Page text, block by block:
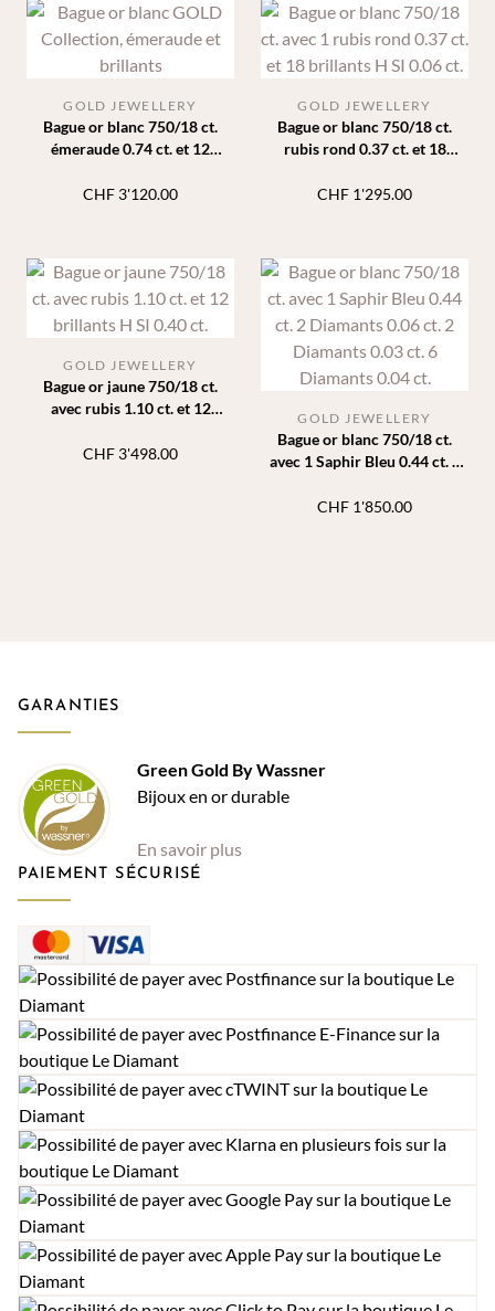
Bague or blanc 750/18 ct.
émeraude 0.74 ct. et 12
GOLD JEWELLERY
CHF 3'120.00
Bague or blanc 750/18 ct.
rubis rond 0.37 ct. et 18
GOLD JEWELLERY
CHF 1'295.00
Bague or jaune 750/18 ct.
avec rubis 1.10 ct. et 12
GOLD JEWELLERY
CHF 3'498.00
Bague or blanc 750/18 ct.
avec 1 Saphir Bleu 0.44 ct. 2
0.03 ct. 6 Diamants 0.04 ct.
GOLD JEWELLERY
CHF 1'850.00
GARANTIES
Green Gold By Wassner
Bijoux en or durable
En savoir plus
PAIEMENT SÉCURISÉ